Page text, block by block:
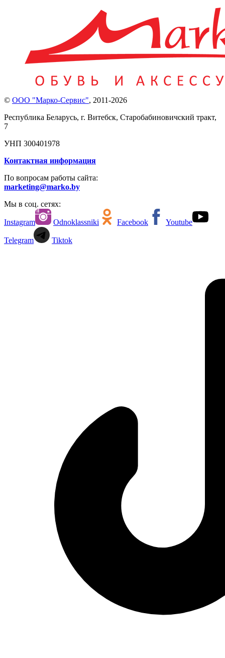
© ООО "Марко-Сервис", 2011-2026
Республика Беларусь, г. Витебск, Старобабиновичский тракт,
7
УНП 300401978
Контактная информация
По вопросам работы сайта:
marketing@marko.by
Мы в соц. сетях:
Instagram Odnoklassniki Facebook Youtube
Telegram Tiktok